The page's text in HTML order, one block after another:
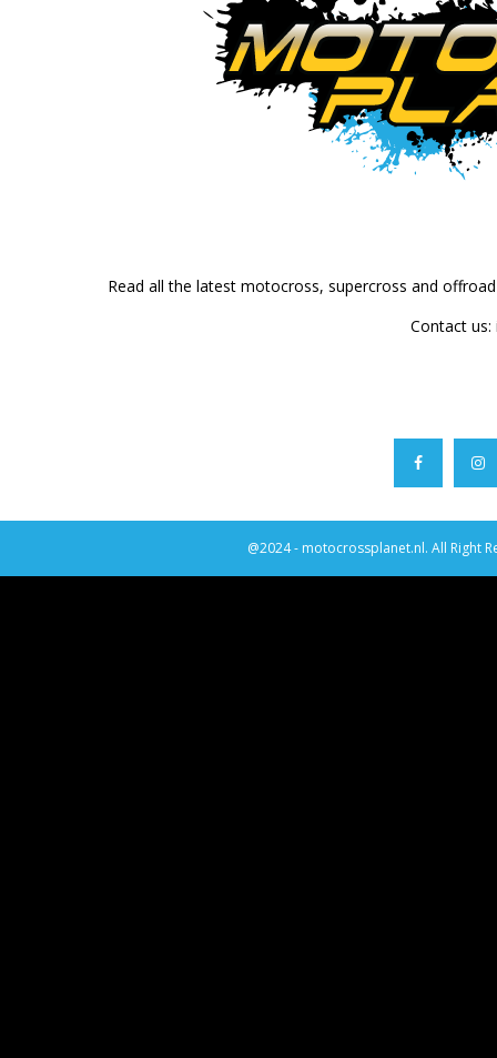
Read all the latest motocross, supercross and
Contact us:
@2024 - motocrossplanet.nl. All Right